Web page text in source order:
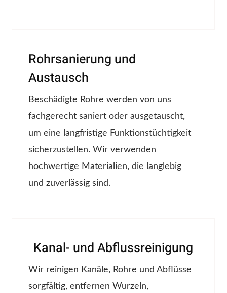
Rohrsanierung und
Austausch
Beschädigte Rohre werden von uns
fachgerecht saniert oder ausgetauscht,
um eine langfristige Funktionstüchtigkeit
sicherzustellen. Wir verwenden
hochwertige Materialien, die langlebig
und zuverlässig sind.
Kanal- und Abflussreinigung
Wir reinigen Kanäle, Rohre und Abflüsse
sorgfältig, entfernen Wurzeln,